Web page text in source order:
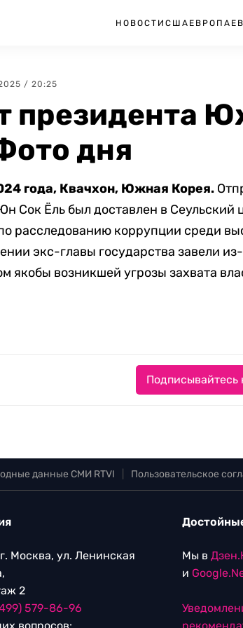
НОВОСТИ США ЕВРОПА
/ 20:25
президента
дня
года, Квачхон, Южная Корея.
Сок Ёль был доставлен в
расследованию коррупции среди
экс-главы государства завели
якобы возникшей угрозы захвата
Подписывайтесь
данные СМИ RTVI Пользовательское
Москва, ул. Ленинская
2
579-86-96
Мы в
и